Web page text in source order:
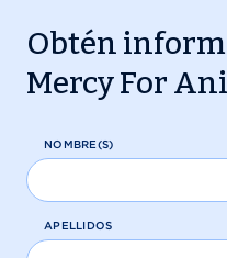
Obtén
Mercy For